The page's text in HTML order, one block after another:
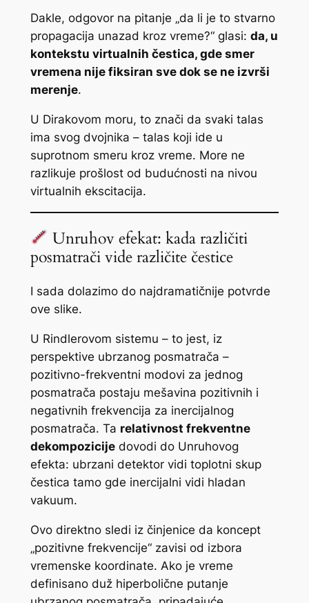
Dakle, odgovor na pitanje „da li je to stvarno
propagacija unazad kroz vreme?“ glasi: da, u
kontekstu virtualnih čestica, gde smer
vremena nije fiksiran sve dok se ne izvrši
merenje.
U Dirakovom moru, to znači da svaki talas
ima svog dvojnika – talas koji ide u
suprotnom smeru kroz vreme. More ne
razlikuje prošlost od budućnosti na nivou
virtualnih ekscitacija.
Unruhov efekat: kada različiti
posmatrači vide različite čestice
I sada dolazimo do najdramatičnije potvrde
ove slike.
U Rindlerovom sistemu – to jest, iz
perspektive ubrzanog posmatrača –
pozitivno-frekventni modovi za jednog
posmatrača postaju mešavina pozitivnih i
negativnih frekvencija za inercijalnog
posmatrača. Ta relativnost frekventne
dekompozicijedovodi do Unruhovog
efekta: ubrzani detektor vidi toplotni skup
čestica tamo gde inercijalni vidi hladan
vakuum.
Ovo direktno sledi iz činjenice da koncept
„pozitivne frekvencije“ zavisi od izbora
vremenske koordinate. Ako je vreme
definisano duž hiperbolične putanje